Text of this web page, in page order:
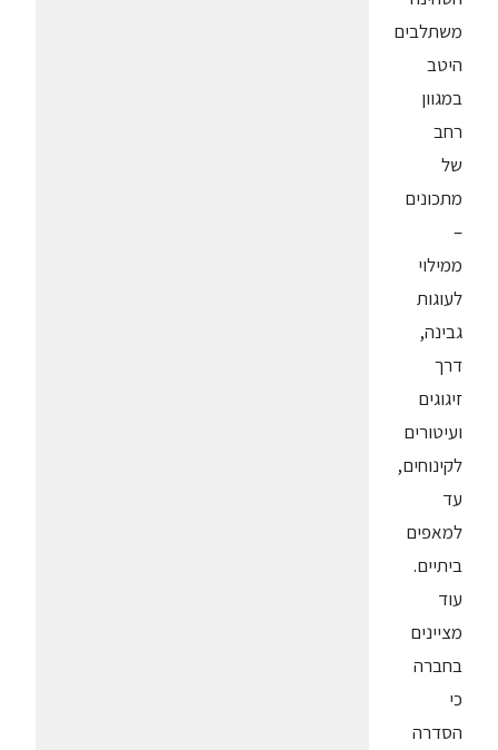
משתלבים
היטב
במגוון
רחב
של
מתכונים
–
ממילוי
לעוגות
גבינה,
דרך
זיגוגים
ועיטורים
לקינוחים,
עד
למאפים
ביתיים.
עוד
מציינים
בחברה
כי
הסדרה